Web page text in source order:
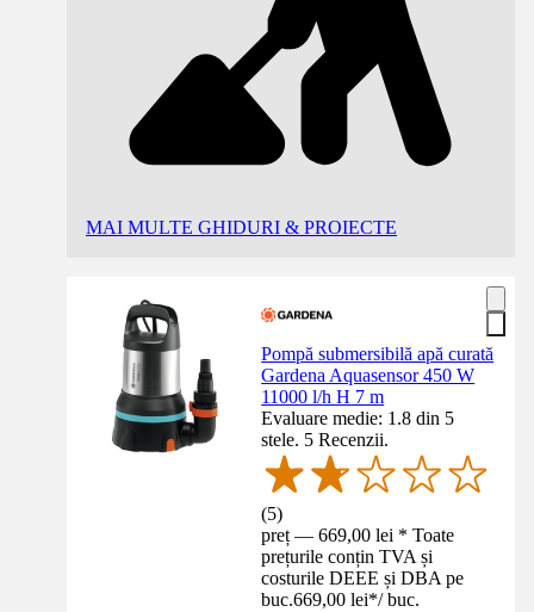
MAI MULTE GHIDURI & PROIECTE
Pompă submersibilă apă curată
Gardena Aquasensor 450 W
11000 l/h H 7 m
Evaluare medie: 1.8 din 5
stele. 5 Recenzii.
(5)
preț — 669,00 lei * Toate
prețurile conțin TVA și
costurile DEEE și DBA pe
buc.669,00 lei*/ buc.